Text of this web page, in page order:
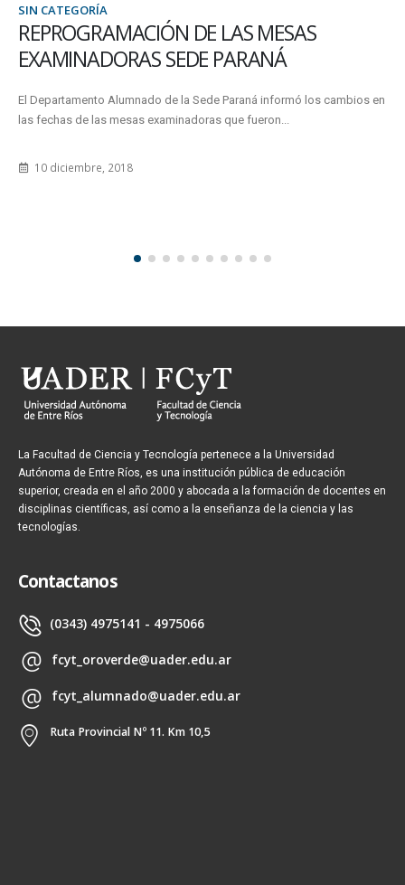
SIN CATEGORÍA
REPROGRAMACIÓN DE LAS MESAS
EXAMINADORAS SEDE PARANÁ
El Departamento Alumnado de la Sede Paraná informó los cambios en
las fechas de las mesas examinadoras que fueron...
10 diciembre, 2018
La Facultad de Ciencia y Tecnología pertenece a la Universidad
Autónoma de Entre Ríos, es una institución pública de educación
superior, creada en el año 2000 y abocada a la formación de docentes en
disciplinas científicas, así como a la enseñanza de la ciencia y las
tecnologías.
Contactanos
(0343) 4975141 - 4975066
fcyt_oroverde@uader.edu.ar
fcyt_alumnado@uader.edu.ar
Ruta Provincial Nº 11. Km 10,5